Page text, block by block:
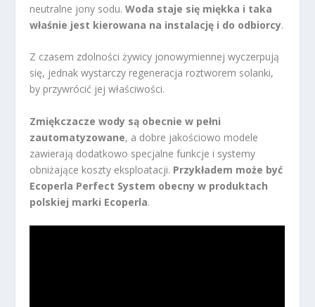
neutralne jony sodu.Woda staje się miękka i taka
właśnie jest kierowana na instalację i do odbiorcy.
Z czasem zdolności żywicy jonowymiennej wyczerpują
się, jednak wystarczy regeneracja roztworem solanki,
by przywrócić jej właściwości.
Zmiękczacze wody są obecnie w pełni
zautomatyzowane, a dobre jakościowo modele
zawierają dodatkowo specjalne funkcje i systemy
obniżające koszty eksploatacji. Przykładem może być
Ecoperla Perfect System obecny w produktach
polskiej marki Ecoperla.